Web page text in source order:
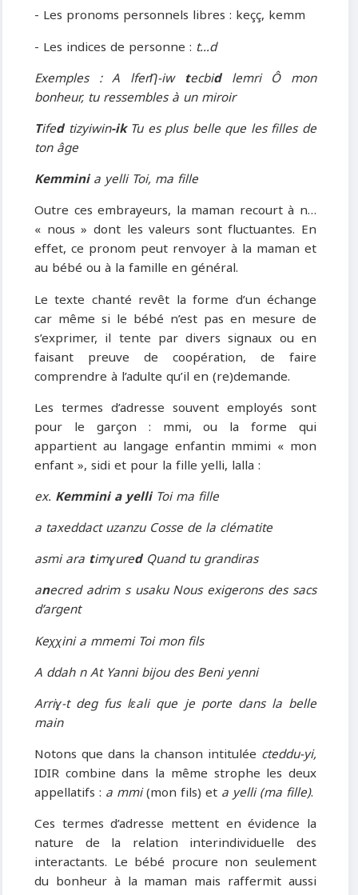
- Les pronoms personnels libres : keçç, kemm
- Les indices de personne : t…d
Exemples : A lferȠ-iw tecbidlemri Ô mon
bonheur, tu ressembles à un miroir
Tifedtizyiwin-ikTu es plus belle que les filles de
ton âge
Kemminia yelli Toi, ma fille
Outre ces embrayeurs, la maman recourt à n…
« nous » dont les valeurs sont fluctuantes. En
effet, ce pronom peut renvoyer à la maman et
au bébé ou à la famille en général.
Le texte chanté revêt la forme d’un échange
car même si le bébé n’est pas en mesure de
s’exprimer, il tente par divers signaux ou en
faisant preuve de coopération, de faire
comprendre à l’adulte qu’il en (re)demande.
Les termes d’adresse souvent employés sont
pour le garçon : mmi, ou la forme qui
appartient au langage enfantin mmimi « mon
enfant », sidi et pour la fille yelli, lalla :
ex. Kemmini a yelliToi ma fille
a taxeddact uzanzu Cosse de la clématite
asmi ara timɣuredQuand tu grandiras
anecred adrim s usaku Nous exigerons des sacs
d’argent
Keχχini a mmemi Toi mon fils
A ddah n At Yanni bijou des Beni yenni
Arriɣ-t deg fus lɛali que je porte dans la belle
main
Notons que dans la chanson intitulée cteddu-yi,
IDIR combine dans la même strophe les deux
appellatifs : a mmi(mon fils) et a yelli (ma fille).
Ces termes d’adresse mettent en évidence la
nature de la relation interindividuelle des
interactants. Le bébé procure non seulement
du bonheur à la maman mais raffermit aussi